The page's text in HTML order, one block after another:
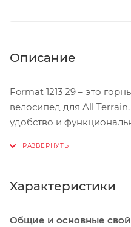
Описание
Format 1213 29 – это
велосипед для All Terrain.
удобство и
Характеристики
Общие и основные